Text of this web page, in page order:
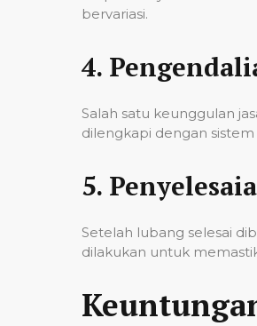
bervariasi.
4.
Salah satu keunggulan
dilengkapi dengan
5.
Setelah lubang selesai
dilakukan untuk